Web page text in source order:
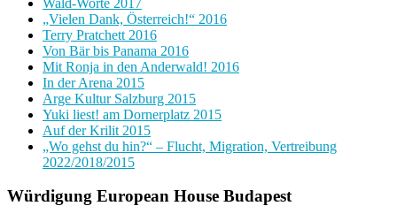
„Vielen Dank, Österreich!“ 2016
Terry Pratchett 2016
Von Bär bis Panama 2016
Mit Ronja in den Anderwald! 2016
In der Arena 2015
Arge Kultur Salzburg 2015
Yuki liest! am Dornerplatz 2015
Auf der Krilit 2015
„Wo gehst du hin?“ – Flucht, Migration, Vertreibung
2022/2018/2015
Würdigung European House Budapest